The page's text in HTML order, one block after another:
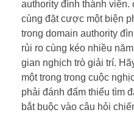
authority đình thành
cùng đặt cược một biện
trong domain authority
rủi ro cùng kéo nhiều
gian nghịch trò giải trí.
một trong trong cuộc
phải đánh đấm thiểu tìm
bắt buộc vào câu hỏi